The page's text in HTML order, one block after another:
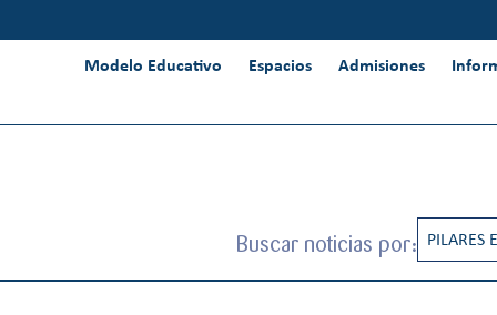
Modelo Educativo Espacios Admisiones
Buscar noticias por: PILARES